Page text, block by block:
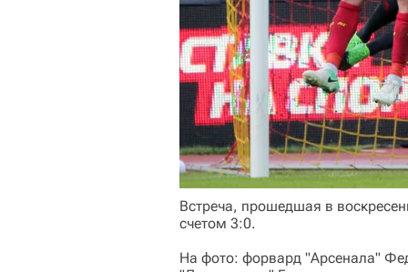
Встреча, прошедшая в
счетом 3:0.
На фото: форвард "Арсенала"